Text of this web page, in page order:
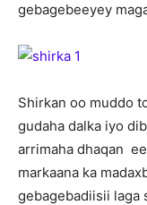
gebagebeeyey
Shirkan oo muddo
gudaha dalka iyo
arrimaha dhaqan
markaana ka
gebagebadiisii laga